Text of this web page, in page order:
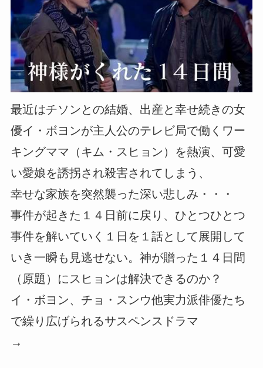
最近はチソンとの結婚、出産と幸せ続きの女
優イ・ボヨンが主人公のテレビ局で働くワー
キングママ（キム・スヒョン）を熱演、可愛
い愛娘を誘拐され殺害されてしまう、
幸せな家族を突然襲った深い悲しみ・・・
事件が起きた１４日前に戻り、ひとつひとつ
事件を解いていく１日を１話として展開して
いき一瞬も見逃せない。神が贈った１４日間
（原題）にスヒョンは解決できるのか？
イ・ボヨン、チョ・スンウ他実力派俳優たち
で繰り広げられるサスペンスドラマ
→